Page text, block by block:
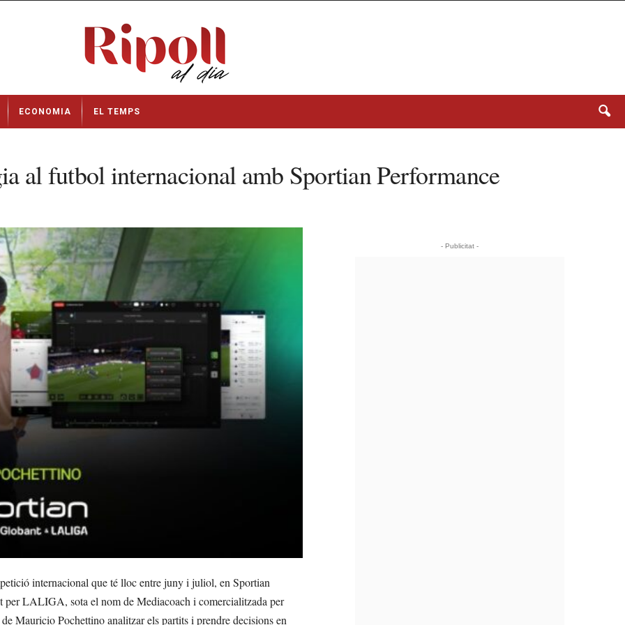
ECONOMIA EL TEMPS
al futbol internacional amb Sportian Performance
internacional que té lloc entre juny i juliol, en Sportian
per LALIGA, sota el nom de Mediacoach i comercialitzada per
Mauricio Pochettino analitzar els partits i prendre decisions en
- Publicitat -